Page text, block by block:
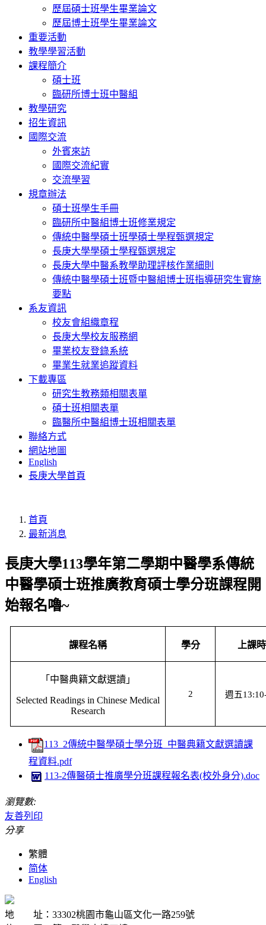
歷屆碩士班學生畢業論文
歷屆博士班學生畢業論文
重要活動
教學學習活動
課程簡介
碩士班
臨研所博士班中醫組
教學研究
招生資訊
國際交流
外賓來訪
國際交流紀實
交流學習
規章辦法
碩士班學生手冊
臨研所中醫組博士班修業規定
傳統中醫學碩士班學碩士學程甄選規定
長庚大學學碩士學程甄選規定
長庚大學中醫系教學助理評核作業細則
傳統中醫學碩士班暨中醫組博士班指導研究生實施
要點
系友資訊
校友會組織章程
長庚大學校友服務網
畢業校友登錄系統
畢業生就業追蹤資料
下載專區
研究生教務類相關表單
碩士班相關表單
臨醫所中醫組博士班相關表單
聯絡方式
網站地圖
English
長庚大學首頁
首頁
最新消息
長庚大學113學年第二學期中醫學系傳統
中醫學碩士班推廣教育碩士學分班課程開
始報名嚕~
課程名稱 學分 上課
「中醫典籍文獻選讀」
Selected Readings in Chinese Medical
Research
2 週五
113_2傳統中醫學碩士學分班_中醫典籍文獻選讀課
程資料.pdf
113-2傳醫碩士推廣學分班課程報名表(校外身分).doc
瀏覽數:
友善列印
分享
繁體
简体
English
地 址：33302桃園市龜山區文化一路259號